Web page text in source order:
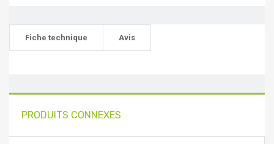
Fiche technique Avis
PRODUITS CONNEXES